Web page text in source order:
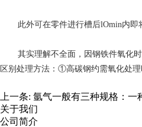
此外可在零件进行槽后lOmin内即
其实理解不全面，因钢铁件氧化
区别处理方法：①高碳钢约需氧化处
上一条: 氩气一般有三种规格：一
关于我们
公司简介